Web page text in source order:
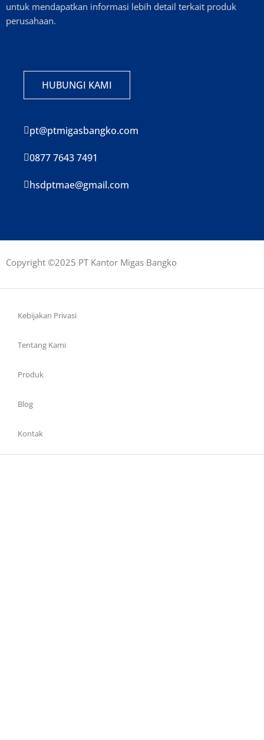
untuk mendapatkan informasi lebih detail terkait produk
perusahaan.
HUBUNGI KAMI
pt@ptmigasbangko.com
0877 7643 7491
hsdptmae@gmail.com
Copyright ©2025 PT Kantor Migas Bangko
Kebijakan Privasi
Tentang Kami
Produk
Blog
Kontak